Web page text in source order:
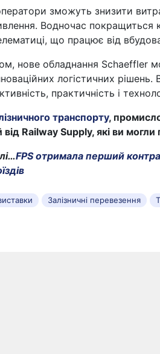
зможуть знизити
Водночас покращиться
що працює від
нове обладнання Schaeffler
логістичних
практичність і
транспорту,
від Railway Supply, які ви
FPS отримала перший
Залізничні перевезення